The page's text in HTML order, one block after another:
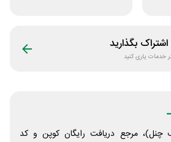
بگذارید
خدمات یاری کنید
چنل)، مرجع دریافت رایگان کوپن و کد